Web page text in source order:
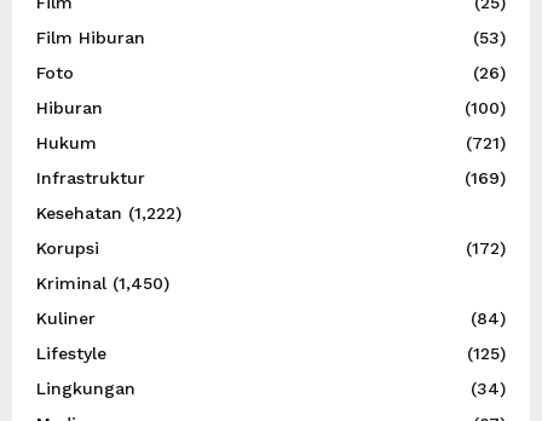
Film Hiburan
(53)
Foto
(26)
Hiburan
(100)
Hukum
(721)
Infrastruktur
(169)
Kesehatan (1,222)
Korupsi
(172)
Kriminal (1,450)
Kuliner
(84)
Lifestyle
(125)
Lingkungan
(34)